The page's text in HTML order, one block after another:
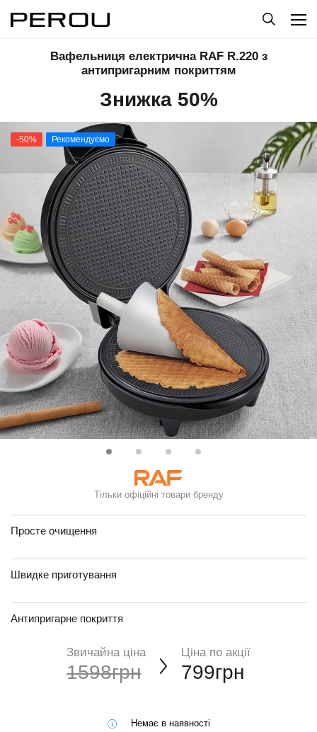
Вафельниця електрична RAF R.220 з
антипригарним покриттям
Знижка 50%
-50% Рекомендуємо
Тільки офіційні товари бренду
Просте очищення
Швидке приготування
Антипригарне покриття
Звичайна ціна
1598грн
Ціна по акції
799грн
Немає в наявності